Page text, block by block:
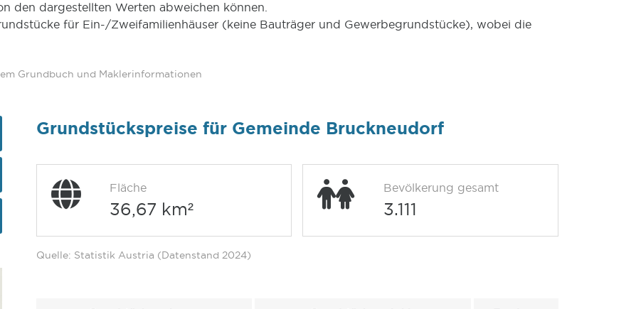
den dargestellten Werten abweichen können.
für Ein-/Zweifamilienhäuser (keine Bauträger und Gewerbegrundstücke), wobei die
Grundbuch und Maklerinformationen
Grundstückspreise für Gemeinde Bruckneudorf
Fläche
36,67 km²
Bevölkerung gesamt
3.111
Quelle: Statistik Austria (Datenstand 2024)